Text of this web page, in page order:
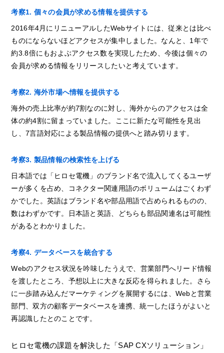
考察1. 個々の会員が求める情報を提供する
2016年4月にリニューアルしたWebサイトには、従来とは比べ
ものにならないほどアクセスが集中しました。なんと、1年で
約3.8倍にもおよぶアクセス数を実現したため、今後は個々の
会員が求める情報をリリースしたいと考えています。
考察2. 海外市場へ情報を提供する
海外の売上比率が約7割なのに対し、海外からのアクセスは全
体の約4割に留まっていました。ここに新たな可能性を見出
し、7言語対応による製品情報の提供へと踏み切ります。
考察3. 製品情報の検索性を上げる
日本語では「ヒロセ電機」のブランド名で流入してくるユーザ
ーが多くを占め、コネクター関連用語のボリュームはごくわず
かでした。英語はブランド名や部品用語で占められるものの、
数はわずかです。日本語と英語、どちらも部品関連名は可能性
があるとわかりました。
考察4. データベースを統合する
Webのアクセス状況を吟味したうえで、営業部門へリード情報
を渡したところ、予想以上に大きな反応を得られました。さら
に一歩踏み込んだマーケティングを展開するには、Webと営業
部門、双方の顧客データベースを連携、統一したほうがよいと
再認識したとのことです。
ヒロセ電機の課題を解決した「SAP CXソリューション」